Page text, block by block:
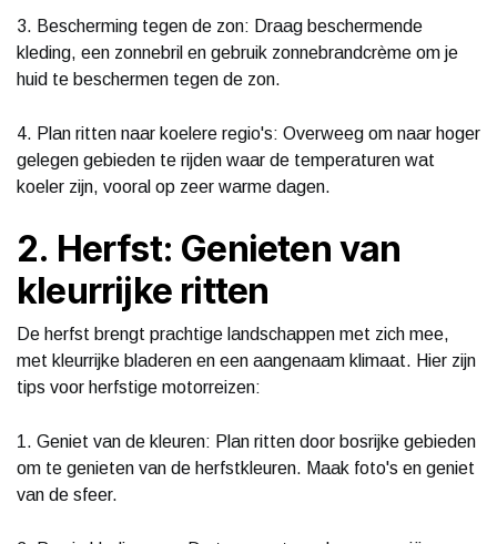
3. Bescherming tegen de zon: Draag beschermende
kleding, een zonnebril en gebruik zonnebrandcrème om je
huid te beschermen tegen de zon.
4. Plan ritten naar koelere regio's: Overweeg om naar hoger
gelegen gebieden te rijden waar de temperaturen wat
koeler zijn, vooral op zeer warme dagen.
2. Herfst: Genieten van
kleurrijke ritten
De herfst brengt prachtige landschappen met zich mee,
met kleurrijke bladeren en een aangenaam klimaat. Hier zijn
tips voor herfstige motorreizen:
1. Geniet van de kleuren: Plan ritten door bosrijke gebieden
om te genieten van de herfstkleuren. Maak foto's en geniet
van de sfeer.